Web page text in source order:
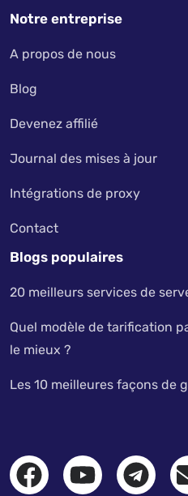
Notre entreprise
A propos de nous
Blog
Devenez affilié
Journal des mises à jour
Intégrations de proxy
Contact
Blogs populaires
20 meilleurs services de
Quel modèle de tarification
le mieux ?
Les 10 meilleures façons de